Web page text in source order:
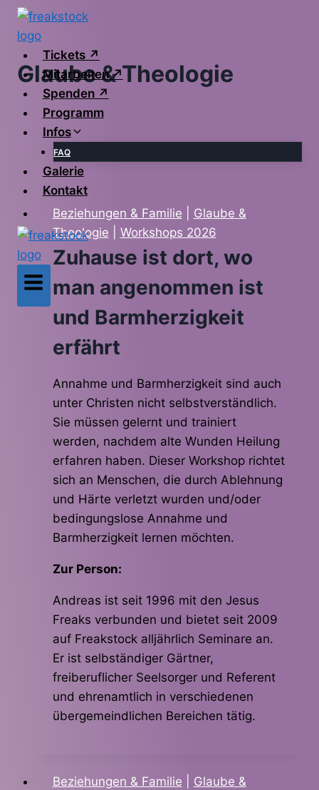
Zum
Inhalt
springen
Tickets ↗
Mitarbeiten ↗
Spenden ↗
Programm
Infos
FAQ
Galerie
Kontakt
Glaube & Theologie
Beziehungen & Familie
Glaube &
Theologie
Workshops 2026
Zuhause ist dort, wo
man angenommen ist
und Barmherzigkeit
erfährt
Annahme und Barmherzigkeit sind auch
unter Christen nicht selbstverständlich.
Sie müssen gelernt und trainiert
werden, nachdem alte Wunden Heilung
erfahren haben. Dieser Workshop richtet
sich an Menschen, die durch Ablehnung
und Härte verletzt wurden und/oder
bedingungslose Annahme und
Barmherzigkeit lernen möchten.
Zur Person:
Andreas ist seit 1996 mit den Jesus
Freaks verbunden und bietet seit 2009
auf Freakstock alljährlich Seminare an.
Er ist selbständiger Gärtner,
freiberuflicher Seelsorger und Referent
und ehrenamtlich in verschiedenen
übergemeindlichen Bereichen tätig.
Beziehungen & Familie
Glaube &